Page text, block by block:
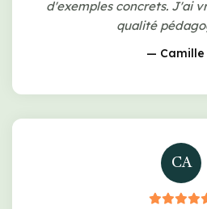
d'exemples concrets. J'ai
qualité
— Camille
CA